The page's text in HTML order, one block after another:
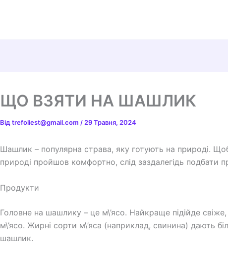
ЩО ВЗЯТИ НА ШАШЛИК
Від trefoliest@gmail.com / 29 Травня, 2024
Шашлик – популярна страва, яку готують на природі.
природі пройшов комфортно, слід заздалегідь подбати
Продукти
Головне на шашлику – це м\’ясо. Найкраще підійде
м\’ясо. Жирні сорти м\’яса (наприклад, свинина) дають
шашлик.